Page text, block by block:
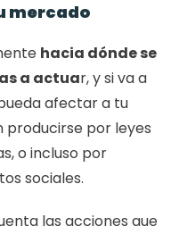
mercado
hacia dónde se
a actuar, y si va a
afectar a tu
producirse por leyes
o incluso por
sociales.
las acciones que